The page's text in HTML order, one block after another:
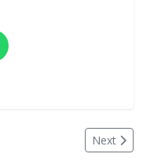
Next